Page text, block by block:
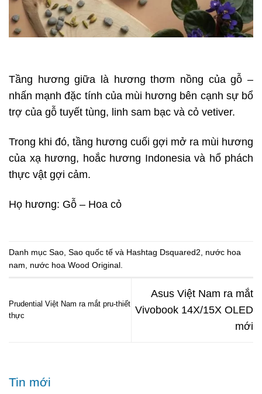
Tầng hương giữa là hương thơm nồng của gỗ –
nhấn mạnh đặc tính của mùi hương bên cạnh sự bổ
trợ của gỗ tuyết tùng, linh sam bạc và cỏ vetiver.
Trong khi đó, tầng hương cuối gợi mở ra mùi hương
của xạ hương, hoắc hương Indonesia và hổ phách
thực vật gợi cảm.
Họ hương: Gỗ – Hoa cỏ
Danh mục Sao, Sao quốc tế và Hashtag Dsquared2, nước hoa
nam, nước hoa Wood Original.
Prudential Việt Nam ra mắt pru-thiết
thực
Asus Việt Nam ra mắt
Vivobook 14X/15X OLED
mới
Tin mới